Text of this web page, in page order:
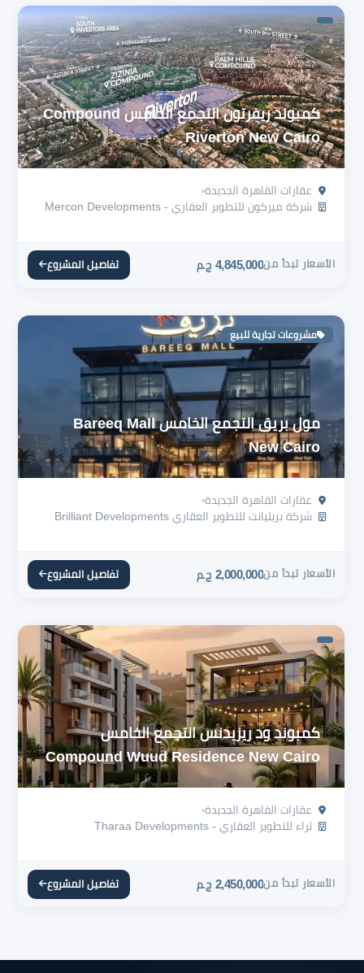
كمبوند ريفرتون التجمع الخامس Compound
Riverton New Cairo
عقارات القاهرة الجديدة
شركة ميركون للتطوير العقاري - Mercon Developments
الأسعار تبدأ من4,845,000 ج.م تفاصيل المشروع
مشروعات تجارية للبيع
مول بريق التجمع الخامس Bareeq Mall
New Cairo
عقارات القاهرة الجديدة
شركة بريليانت للتطوير العقاري Brilliant Developments
الأسعار تبدأ من2,000,000 ج.م تفاصيل المشروع
كمبوند ود ريزيدنس التجمع الخامس
Compound Wuud Residence New Cairo
عقارات القاهرة الجديدة
ثراء للتطوير العقاري - Tharaa Developments
الأسعار تبدأ من2,450,000 ج.م تفاصيل المشروع